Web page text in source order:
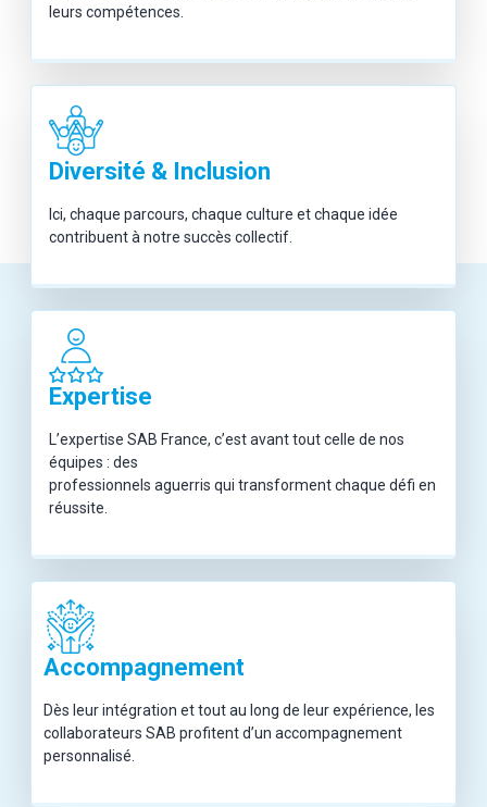
leurs compétences.
Diversité & Inclusion
Ici, chaque parcours, chaque culture et chaque idée
contribuent à notre succès collectif.
Expertise
L’expertise SAB France, c’est avant tout celle de nos
équipes : des
professionnels aguerris qui transforment chaque défi en
réussite.
Accompagnement
Dès leur intégration et tout au long de leur expérience, les
collaborateurs SAB profitent d’un accompagnement
personnalisé.